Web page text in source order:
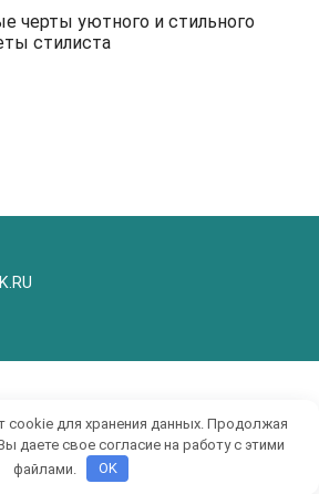
черты уютного и стильного
стилиста
cookie для хранения данных. Продолжая
даете свое согласие на работу с этими
файлами.
OK